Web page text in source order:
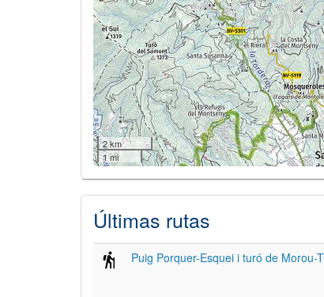
2 km
1 mi
Últimas rutas
Puig Porquer-Esquei i turó de